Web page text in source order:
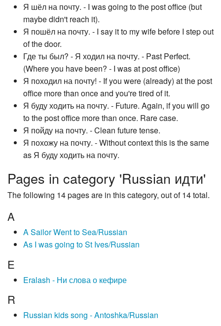
Я шёл на почту. - I was going to the post office (but
maybe didn't reach it).
Я пошёл на почту. - I say it to my wife before I step out
of the door.
Где ты был? - Я ходил на почту. - Past Perfect.
(Where you have been? - I was at post office)
Я походил на почту! - If you were (already) at the post
office more than once and you're tired of it.
Я буду ходить на почту. - Future. Again, if you will go
to the post office more than once. Rare case.
Я пойду на почту. - Clean future tense.
Я похожу на почту. - Without context this is the same
as Я буду ходить на почту.
Pages in category 'Russian идти'
The following 14 pages are in this category, out of 14 total.
A
A Sailor Went to Sea/Russian
As I was going to St Ives/Russian
E
Eralash - Ни слова о кефире
R
Russian kids song - Antoshka/Russian